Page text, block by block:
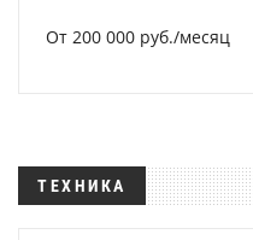
От 200 000 руб./месяц
ТЕХНИКА